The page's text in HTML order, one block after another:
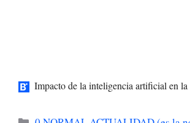
Impacto de la inteligencia artificial en